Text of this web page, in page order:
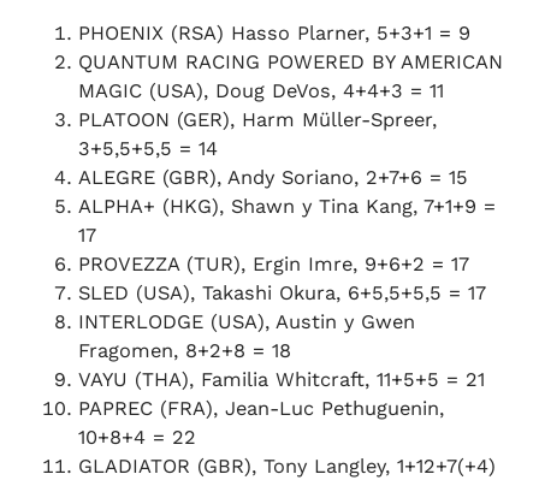
PHOENIX (RSA) Hasso Plarner, 5+3+1 = 9
QUANTUM RACING POWERED BY AMERICAN
MAGIC (USA), Doug DeVos, 4+4+3 = 11
PLATOON (GER), Harm Müller-Spreer,
3+5,5+5,5 = 14
ALEGRE (GBR), Andy Soriano, 2+7+6 = 15
ALPHA+ (HKG), Shawn y Tina Kang, 7+1+9 =
17
PROVEZZA (TUR), Ergin Imre, 9+6+2 = 17
SLED (USA), Takashi Okura, 6+5,5+5,5 = 17
INTERLODGE (USA), Austin y Gwen
Fragomen, 8+2+8 = 18
VAYU (THA), Familia Whitcraft, 11+5+5 = 21
PAPREC (FRA), Jean-Luc Pethuguenin,
10+8+4 = 22
GLADIATOR (GBR), Tony Langley, 1+12+7(+4)